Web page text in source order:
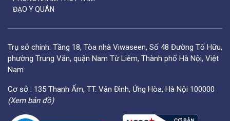
ĐẠO Y QUÁN
Trụ sở chính: Tầng 18, Tòa nhà Viwaseen, Số 48 Đường Tố Hữu,
phường Trung Văn, quận Nam Từ Liêm, Thành phố Hà Nội, Việt
Nam
Cơ sở : 135 Thanh Ấm, TT. Vân Đình, Ứng Hòa, Hà Nội 100000
(Xem bản đồ)